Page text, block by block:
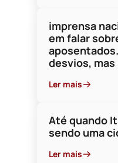
imprensa
em falar
desvios, mas
Ler mais
Até quando
sendo uma
Ler mais